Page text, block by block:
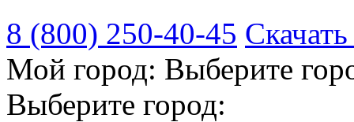
8 (800) 250-40-45
Мой город: Выберите
Выберите город: